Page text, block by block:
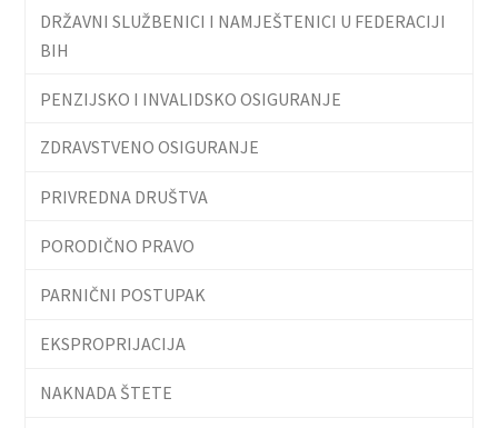
DRŽAVNI SLUŽBENICI I NAMJEŠTENICI U FEDERACIJI
BIH
PENZIJSKO I INVALIDSKO OSIGURANJE
ZDRAVSTVENO OSIGURANJE
PRIVREDNA DRUŠTVA
PORODIČNO PRAVO
PARNIČNI POSTUPAK
EKSPROPRIJACIJA
NAKNADA ŠTETE